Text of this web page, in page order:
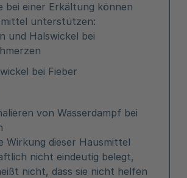
bei einer Erkältung können
unterstützen:
und Halswickel bei
bei Fieber
von Wasserdampf bei
Wirkung dieser Hausmittel
nicht eindeutig belegt,
nicht, dass sie nicht helfen